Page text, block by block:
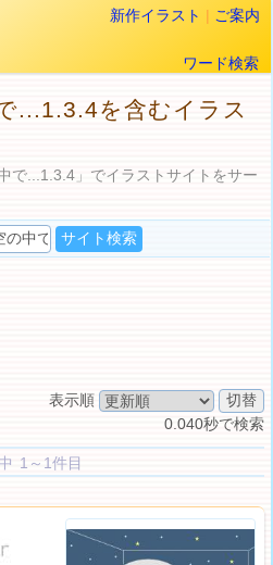
新作イラスト | ご案内
ワード検索
...1.3.4を含むイラス
で...1.3.4」でイラストサイトをサー
表示順
0.040秒で検索
1～1件目